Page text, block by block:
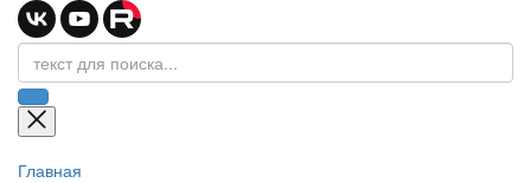
Главная